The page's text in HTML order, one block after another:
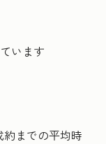
います
までの平均時